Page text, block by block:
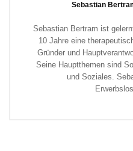
Sebastian
Sebastian Bertram ist
10 Jahre eine
Gründer und
Seine Hauptthemen sind
und Soziales.